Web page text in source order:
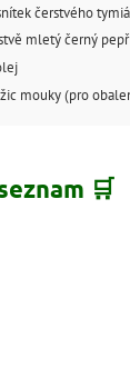
čerstvého
mletý černý pepř
mouky (pro
🛒